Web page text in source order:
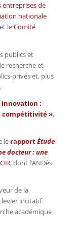
de
nationale
et leComité
publics et
recherche et
privés et, plus
innovation :
compétitivité »,
le rapportÉtude
docteur : une
, dont l’ANDès
de la
levier incitatif
académique